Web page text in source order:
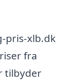
pris-xlb.dk
fra
tilbyder